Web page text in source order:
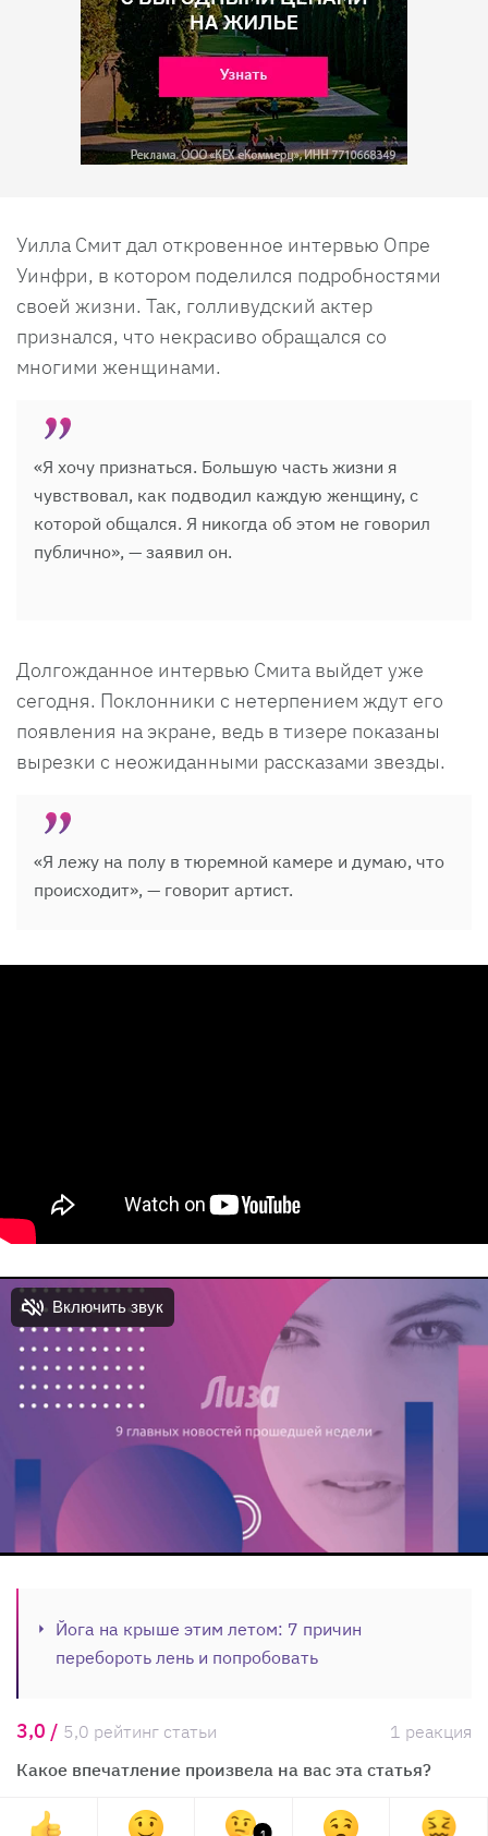
Уилла Смит дал откровенное интервью Опре
Уинфри, в котором поделился подробностями
своей жизни. Так, голливудский актер
признался, что некрасиво обращался со
многими женщинами.
«Я хочу признаться. Большую часть жизни я
чувствовал, как подводил каждую женщину, с
которой общался. Я никогда об этом не говорил
публично», — заявил он.
Долгожданное интервью Смита выйдет уже
сегодня. Поклонники с нетерпением ждут его
появления на экране, ведь в тизере показаны
вырезки с неожиданными рассказами звезды.
«Я лежу на полу в тюремной камере и думаю, что
происходит», — говорит артист.
Йога на крыше этим летом: 7 причин
перебороть лень и попробовать
3,0 / 5,0 рейтинг статьи
1 реакция
Какое впечатление произвела на вас эта статья?
1